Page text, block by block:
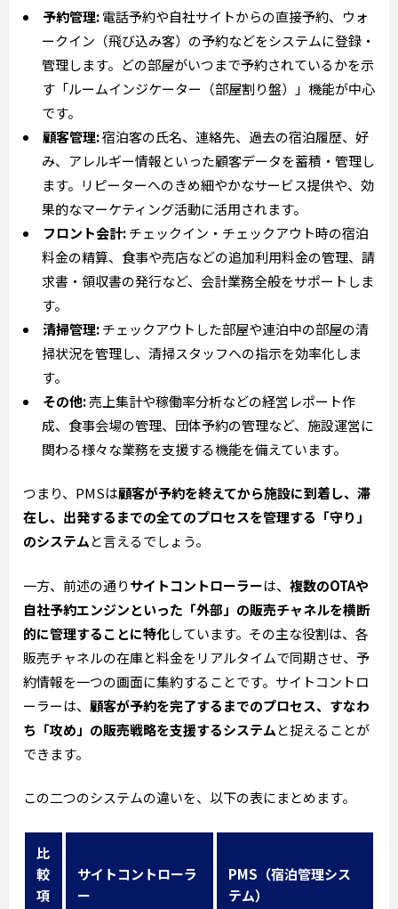
予約管理:電話予約や自社サイトからの直接予約、ウォ
ークイン（飛び込み客）の予約などをシステムに登録・
管理します。どの部屋がいつまで予約されているかを示
す「ルームインジケーター（部屋割り盤）」機能が中心
です。
顧客管理:宿泊客の氏名、連絡先、過去の宿泊履歴、好
み、アレルギー情報といった顧客データを蓄積・管理し
ます。リピーターへのきめ細やかなサービス提供や、効
果的なマーケティング活動に活用されます。
フロント会計:チェックイン・チェックアウト時の宿泊
料金の精算、食事や売店などの追加利用料金の管理、請
求書・領収書の発行など、会計業務全般をサポートしま
す。
清掃管理:チェックアウトした部屋や連泊中の部屋の清
掃状況を管理し、清掃スタッフへの指示を効率化しま
す。
その他:売上集計や稼働率分析などの経営レポート作
成、食事会場の管理、団体予約の管理など、施設運営に
関わる様々な業務を支援する機能を備えています。
つまり、PMSは顧客が予約を終えてから施設に到着し、滞
在し、出発するまでの全てのプロセスを管理する「守り」
のシステムと言えるでしょう。
一方、前述の通りサイトコントローラーは、 複数のOTAや
自社予約エンジンといった「外部」の販売チャネルを横断
的に管理することに特化しています。その主な役割は、各
販売チャネルの在庫と料金をリアルタイムで同期させ、予
約情報を一つの画面に集約することです。サイトコントロ
ーラーは、 顧客が予約を完了するまでのプロセス、すなわ
ち「攻め」の販売戦略を支援するシステムと捉えることが
できます。
この二つのシステムの違いを、以下の表にまとめます。
比
較
項
サイトコントローラ
ー
PMS（宿泊管理シス
テム）